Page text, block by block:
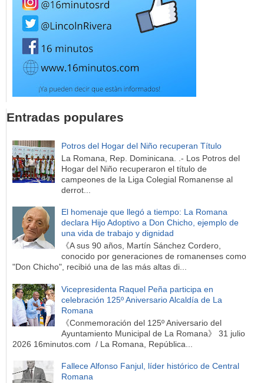
Entradas populares
Potros del Hogar del Niño recuperan Título
La Romana, Rep. Dominicana. .- Los Potros del
Hogar del Niño recuperaron el título de
campeones de la Liga Colegial Romanense al
derrot...
El homenaje que llegó a tiempo: La Romana
declara Hijo Adoptivo a Don Chicho, ejemplo de
una vida de trabajo y dignidad
《A sus 90 años, Martín Sánchez Cordero,
conocido por generaciones de romanenses como
"Don Chicho", recibió una de las más altas di...
Vicepresidenta Raquel Peña participa en
celebración 125º Aniversario Alcaldía de La
Romana
《Conmemoración del 125º Aniversario del
Ayuntamiento Municipal de La Romana》 31 julio
2026 16minutos.com / La Romana, República...
Fallece Alfonso Fanjul, líder histórico de Central
Romana